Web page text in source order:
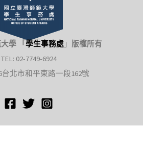
學 「 學生事務處 」 版權所有
TEL: 02-7749-6924
台北市和平東路一段162號